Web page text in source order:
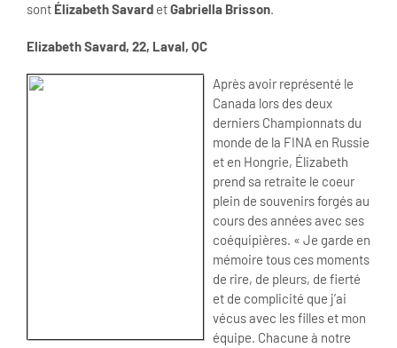
sont Élizabeth Savard etGabriella Brisson.
Elizabeth Savard, 22, Laval, QC
Après avoir représenté le
Canada lors des deux
derniers Championnats du
monde de la FINA en Russie
et en Hongrie, Élizabeth
prend sa retraite le coeur
plein de souvenirs forgés au
cours des années avec ses
coéquipières. « Je garde en
mémoire tous ces moments
de rire, de pleurs, de fierté
et de complicité que j’ai
vécus avec les filles et mon
équipe. Chacune à notre